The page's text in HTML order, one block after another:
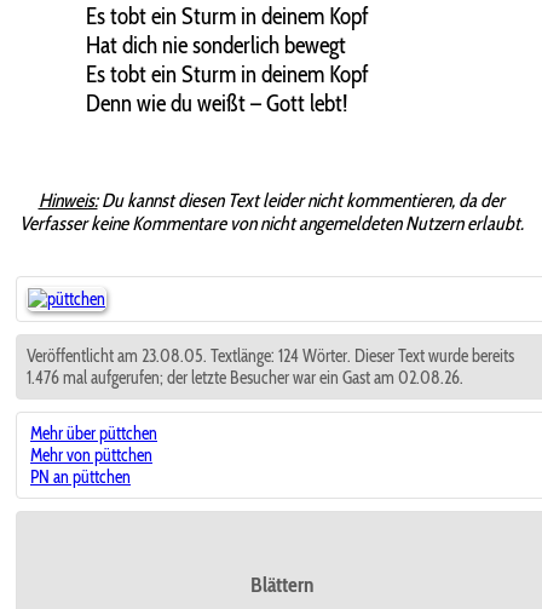
Es tobt ein Sturm in deinem Kopf
Hat dich nie sonderlich bewegt
Es tobt ein Sturm in deinem Kopf
Denn wie du weißt – Gott lebt!
Hinweis:Du kannst diesen Text leider nicht kommentieren, da der
Verfasser keine Kommentare von nicht angemeldeten Nutzern erlaubt.
Veröffentlicht am 23.08.05. Textlänge: 124 Wörter. Dieser Text wurde bereits
1.476 mal aufgerufen; der letzte Besucher war ein Gast am 02.08.26.
Mehr über püttchen
Mehr von püttchen
PN an püttchen
Blättern